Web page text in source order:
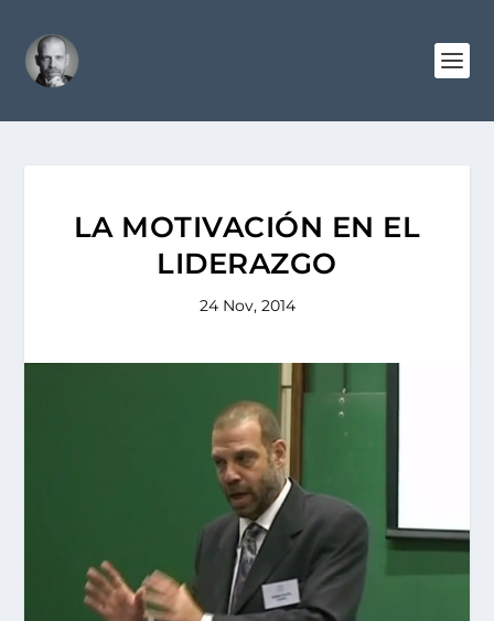
LA MOTIVACIÓN EN EL
LIDERAZGO
24 Nov, 2014